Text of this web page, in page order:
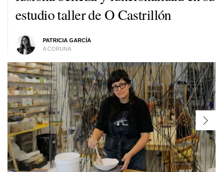
estudio taller de O Castrillón
PATRICIA GARCÍA
A CORUNA